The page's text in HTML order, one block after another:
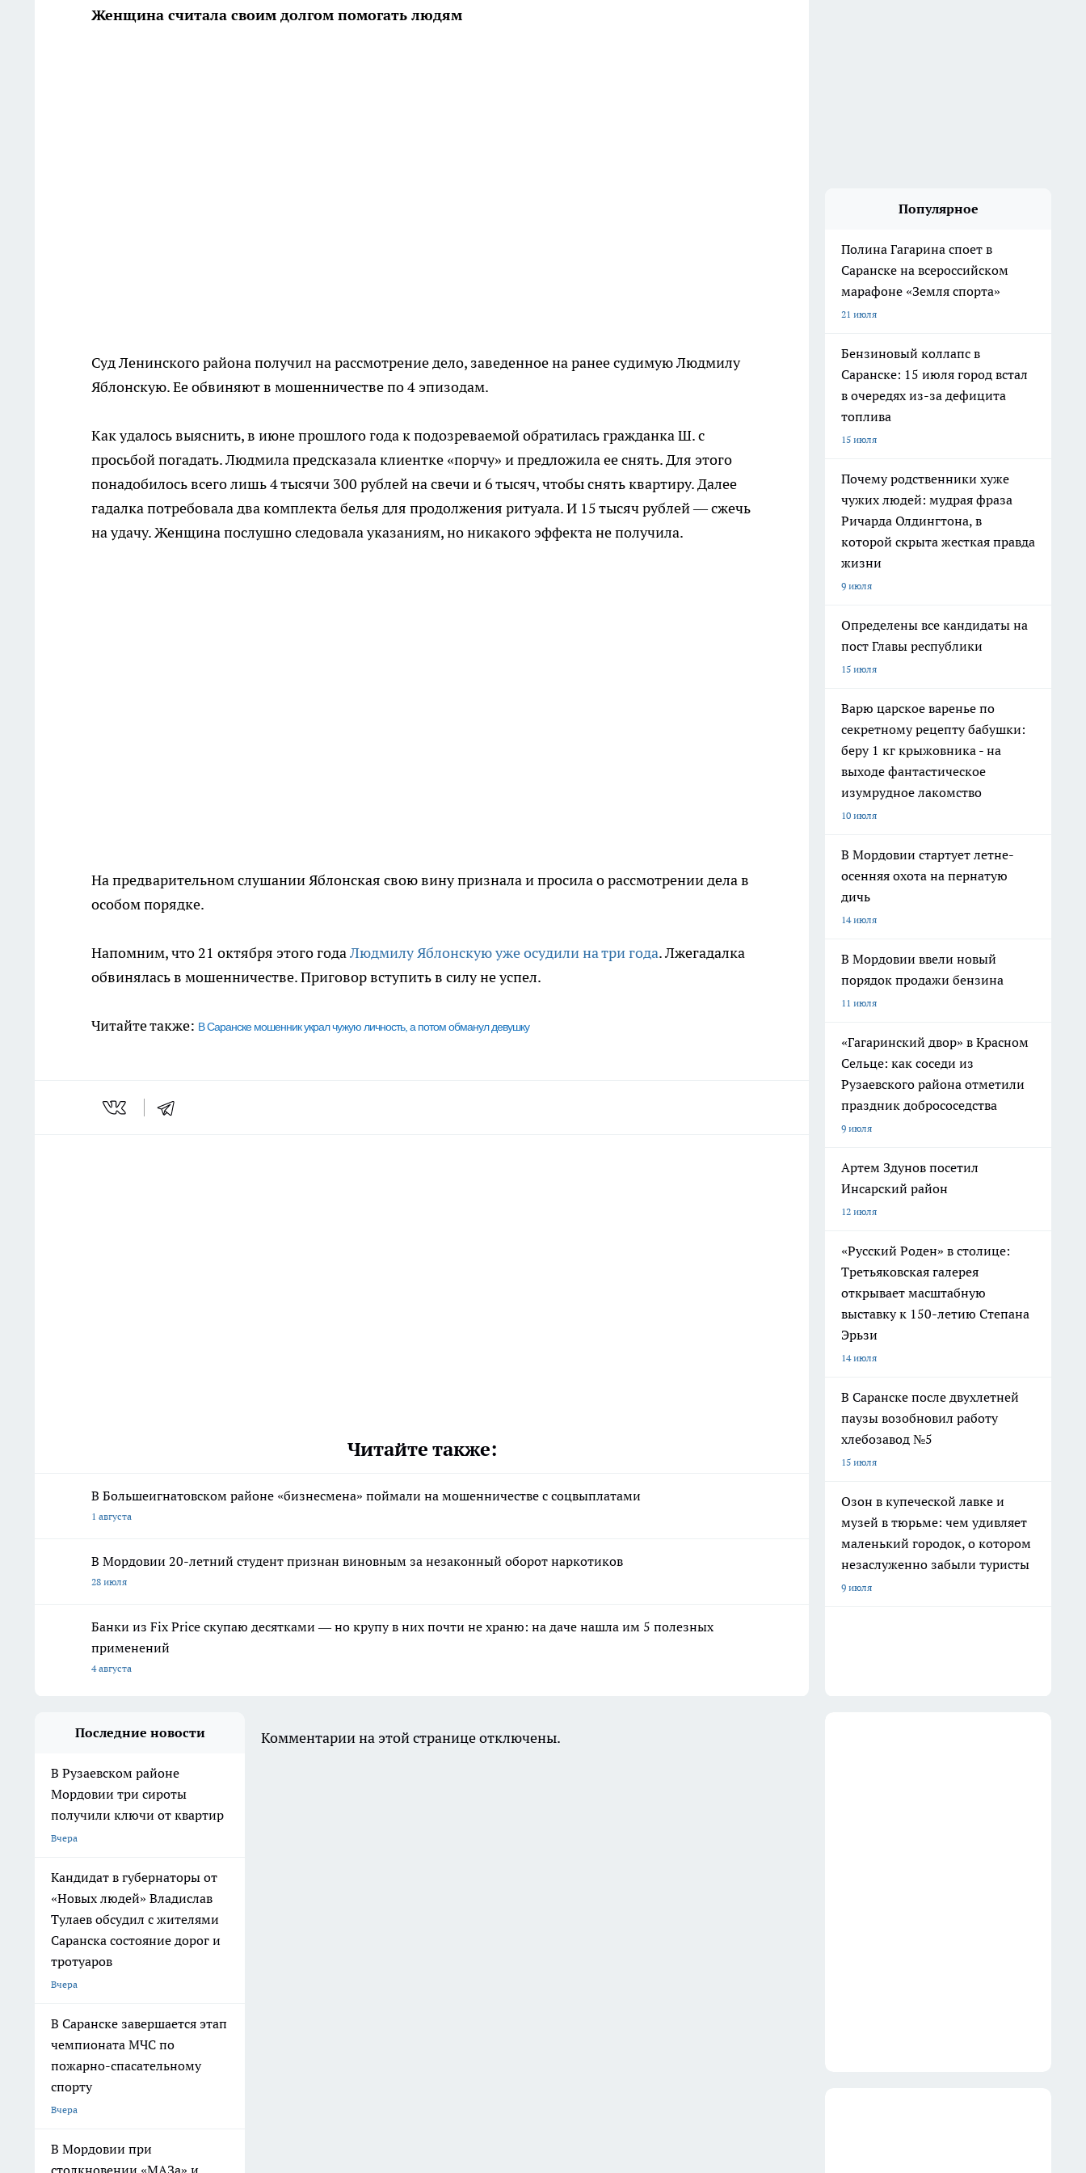
Женщина считала своим долгом помогать людям
Суд Ленинского района получил на рассмотрение дело, заведенное на ранее судимую Людмилу
Яблонскую. Ее обвиняют в мошенничестве по 4 эпизодам.
Как удалось выяснить, в июне прошлого года к подозреваемой обратилась гражданка Ш. с
просьбой погадать. Людмила предсказала клиентке «порчу» и предложила ее снять. Для этого
понадобилось всего лишь 4 тысячи 300 рублей на свечи и 6 тысяч, чтобы снять квартиру. Далее
гадалка потребовала два комплекта белья для продолжения ритуала. И 15 тысяч рублей — сжечь
на удачу. Женщина послушно следовала указаниям, но никакого эффекта не получила.
На предварительном слушании Яблонская свою вину признала и просила о рассмотрении дела в
особом порядке.
Напомним, что 21 октября этого годаЛюдмилу Яблонскую уже осудили на три года. Лжегадалка
обвинялась в мошенничестве. Приговор вступить в силу не успел.
Читайте также: В Саранске мошенник украл чужую личность, а потом обманул девушку
Читайте также:
В Большеигнатовском районе «бизнесмена» поймали на мошенничестве с соцвыплатами
1 августа
В Мордовии 20-летний студент признан виновным за незаконный оборот наркотиков
28 июля
Банки из Fix Price скупаю десятками — но крупу в них почти не храню: на даче нашла им 5 полезных
применений
4 августа
Популярное
Полина Гагарина споет в
Саранске на всероссийском
марафоне «Земля спорта»
21 июля
Бензиновый коллапс в
Саранске: 15 июля город встал
в очередях из-за дефицита
топлива
15 июля
Почему родственники хуже
чужих людей: мудрая фраза
Ричарда Олдингтона, в
которой скрыта жесткая правда
жизни
9 июля
Определены все кандидаты на
пост Главы республики
15 июля
Варю царское варенье по
секретному рецепту бабушки:
беру 1 кг крыжовника - на
выходе фантастическое
изумрудное лакомство
10 июля
В Мордовии стартует летне-
осенняя охота на пернатую
дичь
14 июля
В Мордовии ввели новый
порядок продажи бензина
11 июля
«Гагаринский двор» в Красном
Сельце: как соседи из
Рузаевского района отметили
праздник добрососедства
9 июля
Артем Здунов посетил
Инсарский район
12 июля
«Русский Роден» в столице:
Третьяковская галерея
открывает масштабную
выставку к 150-летию Степана
Эрьзи
14 июля
В Саранске после двухлетней
паузы возобновил работу
хлебозавод №5
15 июля
Озон в купеческой лавке и
музей в тюрьме: чем удивляет
маленький городок, о котором
незаслуженно забыли туристы
9 июля
Последние новости
В Рузаевском районе
Мордовии три сироты
получили ключи от квартир
Вчера
Кандидат в губернаторы от
«Новых людей» Владислав
Тулаев обсудил с жителями
Саранска состояние дорог и
тротуаров
Вчера
В Саранске завершается этап
чемпионата МЧС по
пожарно-спасательному
спорту
Вчера
В Мордовии при
Комментарии на этой странице отключены.